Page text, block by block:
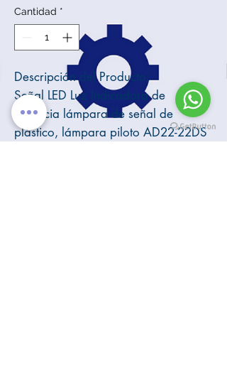
Cantidad *
Descripción del Producto:
Señal LED Luz Indicadora de
potencia lámpara de señal de
plástico, lámpara piloto AD22-22DS